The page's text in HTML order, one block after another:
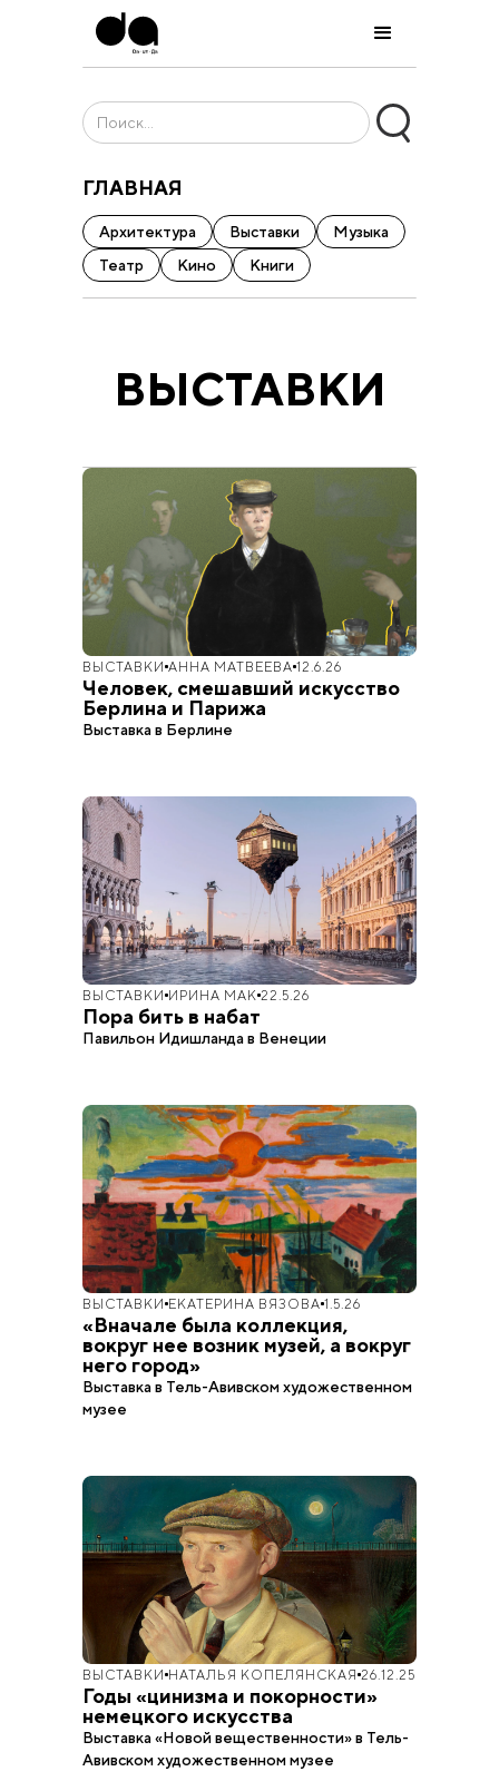
ГЛАВНАЯ
Архитектура Выставки
Музыка
Театр
Кино Книги
ВЫСТАВКИ
ВЫСТАВКИ АННА МАТВЕЕВА 12.6.26
Человек, смешавший искусство
Берлина и Парижа
Выставка в Берлине
ВЫСТАВКИ ИРИНА МАК 22.5.26
Пора бить в набат
Павильон Идишланда в Венеции
ВЫСТАВКИ ЕКАТЕРИНА ВЯЗОВА 1.5.26
«Вначале была коллекция,
вокруг нее возник музей, а вокруг
него город»
Выставка в Тель-Авивском художественном
музее
ВЫСТАВКИ НАТАЛЬЯ КОПЕЛЯНСКАЯ 26.12.25
Годы «цинизма и покорности»
немецкого искусства
Выставка «Новой вещественности» в Тель-
Авивском художественном музее